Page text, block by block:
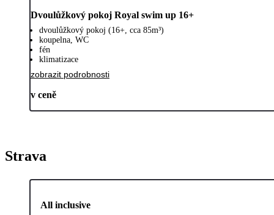
Dvoulůžkový pokoj Royal swim up 16+
dvoulůžkový pokoj (16+, cca 85m³)
koupelna, WC
fén
klimatizace
zobrazit podrobnosti
v ceně
Strava
All inclusive